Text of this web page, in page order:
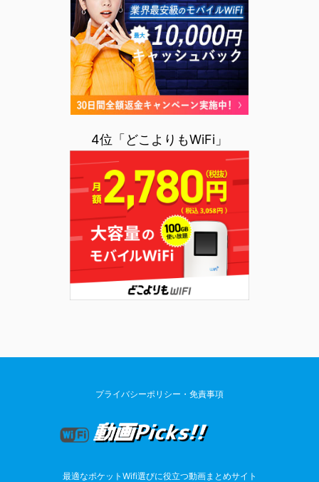
4位「どこよりもWiFi」
プライバシーポリシー・免責事項
最適なポケットWifi選びに役立つ動画まとめサイト